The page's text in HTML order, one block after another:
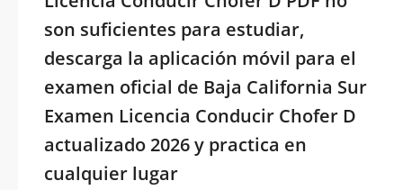
son suficientes para estudiar,
descarga la aplicación móvil para el
examen oficial de Baja California Sur
Examen Licencia Conducir Chofer D
actualizado 2026 y practica en
cualquier lugar